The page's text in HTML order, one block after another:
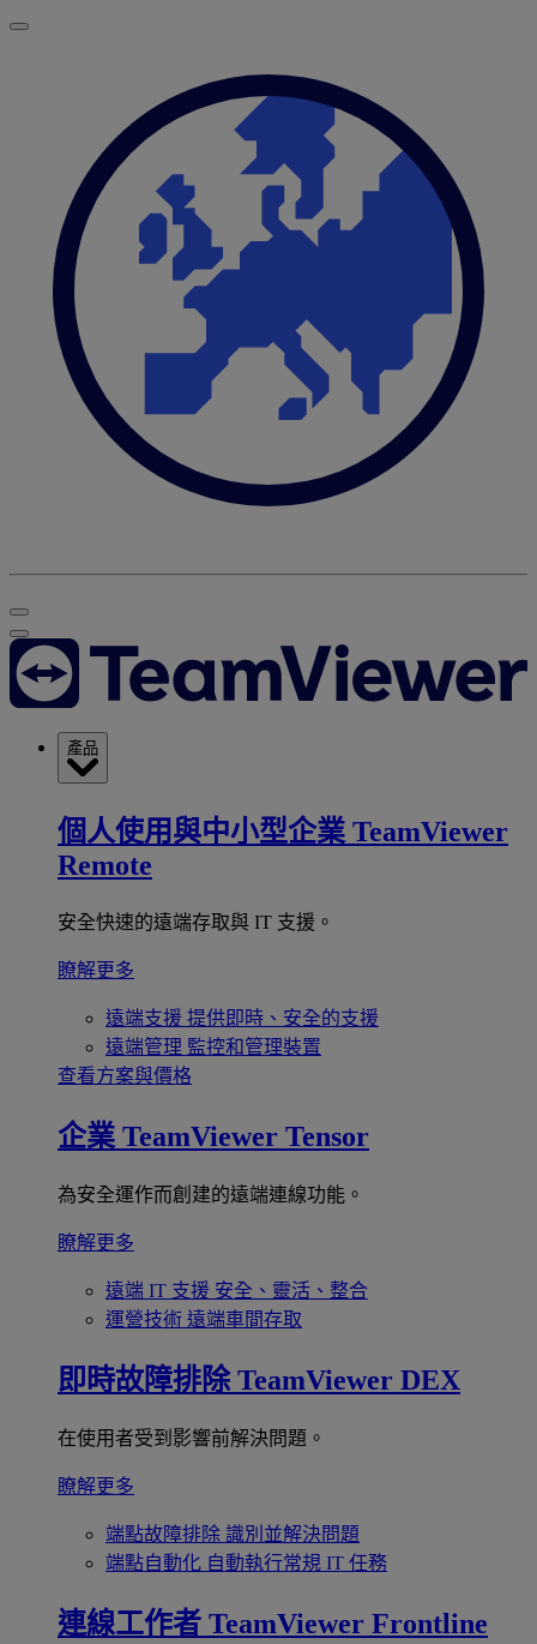
產品
個人使用與中小型企業 TeamViewer
Remote
安全快速的遠端存取與 IT 支援。
瞭解更多
遠端支援 提供即時、安全的支援
遠端管理 監控和管理裝置
查看方案與價格
企業 TeamViewer Tensor
為安全運作而創建的遠端連線功能。
瞭解更多
遠端 IT 支援 安全、靈活、整合
運營技術 遠端車間存取
即時故障排除 TeamViewer DEX
在使用者受到影響前解決問題。
瞭解更多
端點故障排除 識別並解決問題
端點自動化 自動執行常規 IT 任務
連線工作者 TeamViewer Frontline